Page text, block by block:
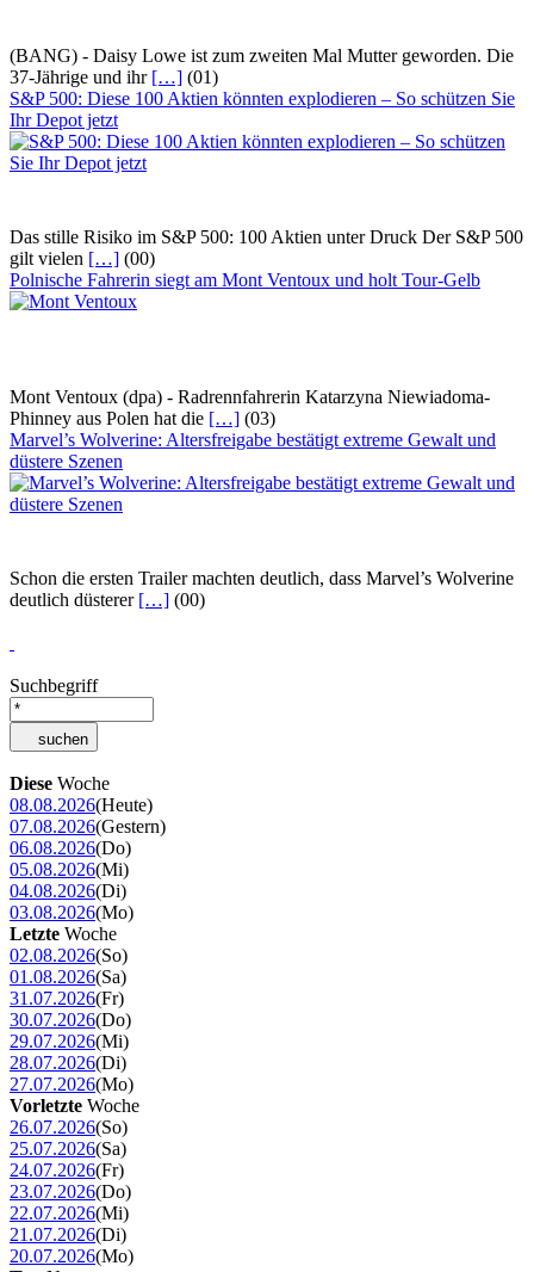
(BANG) - Daisy Lowe ist zum zweiten Mal Mutter geworden. Die
37-Jährige und ihr […] (01)
S&P 500: Diese 100 Aktien könnten explodieren – So schützen Sie
Ihr Depot jetzt
Das stille Risiko im S&P 500: 100 Aktien unter Druck Der S&P 500
gilt vielen […] (00)
Polnische Fahrerin siegt am Mont Ventoux und holt Tour-Gelb
Mont Ventoux (dpa) - Radrennfahrerin Katarzyna Niewiadoma-
Phinney aus Polen hat die […] (03)
Marvel’s Wolverine: Altersfreigabe bestätigt extreme Gewalt und
düstere Szenen
Schon die ersten Trailer machten deutlich, dass Marvel’s Wolverine
deutlich düsterer […] (00)
Suchbegriff
suchen
Diese Woche
08.08.2026(Heute)
07.08.2026(Gestern)
06.08.2026(Do)
05.08.2026(Mi)
04.08.2026(Di)
03.08.2026(Mo)
Letzte Woche
02.08.2026(So)
01.08.2026(Sa)
31.07.2026(Fr)
30.07.2026(Do)
29.07.2026(Mi)
28.07.2026(Di)
27.07.2026(Mo)
Vorletzte Woche
26.07.2026(So)
25.07.2026(Sa)
24.07.2026(Fr)
23.07.2026(Do)
22.07.2026(Mi)
21.07.2026(Di)
20.07.2026(Mo)